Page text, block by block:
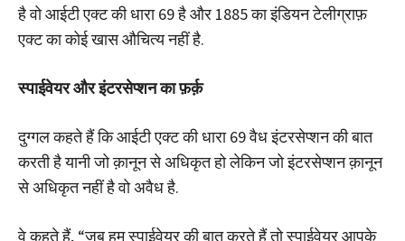
है वो आईटी एक्ट की धारा 69 है और 1885 का इंडियन टेलीग्राफ़
एक्ट का कोई खास औचित्य नहीं है.
स्पाईवेयर और इंटरसेप्शन काफ़र्क़
दुग्गल कहते हैं कि आईटी एक्ट की धारा 69 वैध इंटरसेप्शन की बात
करती है यानी जो क़ानून से अधिकृत हो लेकिन जो इंटरसेप्शन क़ानून
से अधिकृत नहीं है वो अवैध है.
वे कहते हैं, “जब हम स्पाईवेयर की बात करते हैं तो स्पाईवेयर आपके